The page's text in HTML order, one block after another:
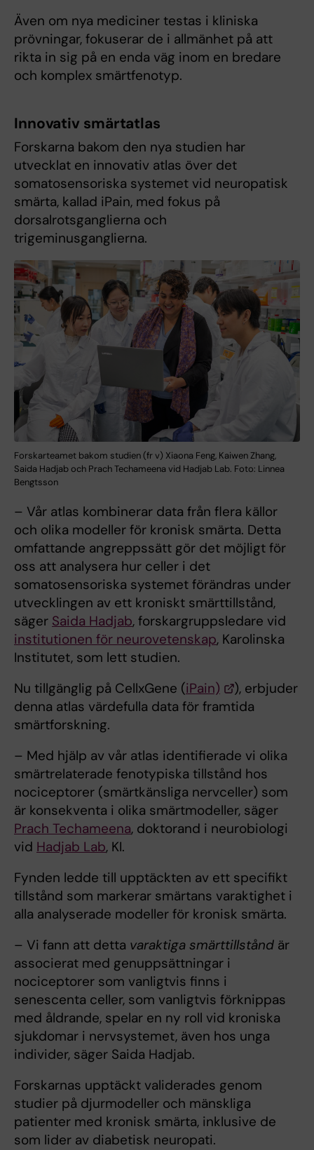
Även om nya mediciner testas i kliniska
prövningar, fokuserar de i allmänhet på att
rikta in sig på en enda väg inom en bredare
och komplex smärtfenotyp.
Innovativ smärtatlas
Forskarna bakom den nya studien har
utvecklat en innovativ atlas över det
somatosensoriska systemet vid neuropatisk
smärta, kallad iPain, med fokus på
dorsalrotsganglierna och
trigeminusganglierna.
Forskarteamet bakom studien (fr v) Xiaona Feng, Kaiwen Zhang,
Saida Hadjab och Prach Techameena vid Hadjab Lab. Foto: Linnea
Bengtsson
– Vår atlas kombinerar data från flera källor
och olika modeller för kronisk smärta. Detta
omfattande angreppssätt gör det möjligt för
oss att analysera hur celler i det
somatosensoriska systemet förändras under
utvecklingen av ett kroniskt smärttillstånd,
säger Saida Hadjab, forskargruppsledare vid
institutionen för neurovetenskap, Karolinska
Institutet, som lett studien.
Nu tillgänglig på CellxGene (iPain)
), erbjuder
denna atlas värdefulla data för framtida
smärtforskning.
– Med hjälp av vår atlas identifierade vi olika
smärtrelaterade fenotypiska tillstånd hos
nociceptorer (smärtkänsliga nervceller) som
är konsekventa i olika smärtmodeller, säger
Prach Techameena, doktorand i neurobiologi
vid Hadjab Lab, KI.
Fynden ledde till upptäckten av ett specifikt
tillstånd som markerar smärtans varaktighet i
alla analyserade modeller för kronisk smärta.
– Vi fann att detta varaktiga smärttillstånd är
associerat med genuppsättningar i
nociceptorer som vanligtvis finns i
senescenta celler, som vanligtvis förknippas
med åldrande, spelar en ny roll vid kroniska
sjukdomar i nervsystemet, även hos unga
individer, säger Saida Hadjab.
Forskarnas upptäckt validerades genom
studier på djurmodeller och mänskliga
patienter med kronisk smärta, inklusive de
som lider av diabetisk neuropati.